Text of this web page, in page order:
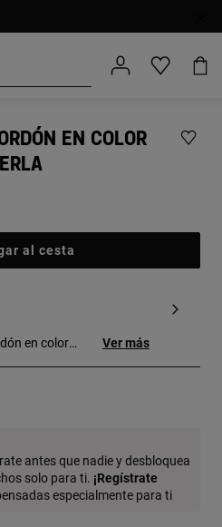
EN COLOR
al cesta
en color
Ver más
antes que nadie y desbloquea
solo para ti. ¡Regístrate
especialmente para ti